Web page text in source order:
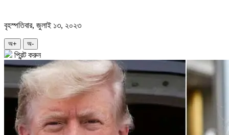
বৃহস্পতিবার, জুলাই ১৩, ২০২৩
অ+ অ-
প্রিন্ট করুন